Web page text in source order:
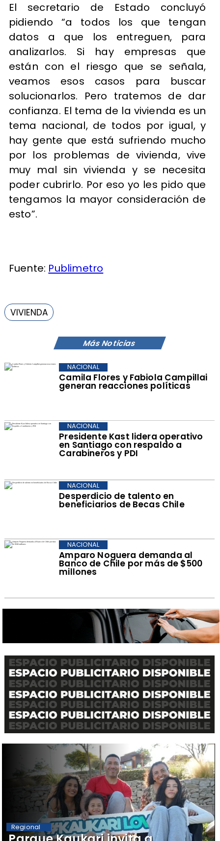
Más Noticias
Camila Flores y Fabiola Campillai
generan reacciones políticas
NACIONAL
Presidente Kast lidera operativo
en Santiago con respaldo a
Carabineros y PDI
NACIONAL
Desperdicio de talento en
beneficiarios de Becas Chile
NACIONAL
Amparo Noguera demanda al
Banco de Chile por más de $500
millones
NACIONAL
El secretario de Estado concluyó
pidiendo “a todos los que tengan
datos a que los entreguen, para
analizarlos. Si hay empresas que
están con el riesgo que se señala,
veamos esos casos para buscar
solucionarlos. Pero tratemos de dar
confianza. El tema de la vivienda es un
tema nacional, de todos por igual, y
hay gente que está sufriendo mucho
por los problemas de vivienda, vive
muy mal sin vivienda y se necesita
poder cubrirlo. Por eso yo les pido que
tengamos la mayor consideración de
esto”.
Fuente: Publimetro
VIVIENDA
Regional